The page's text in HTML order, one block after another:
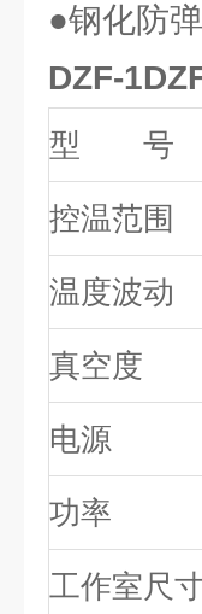
●钢化防
DZF-
型 号
控温范围
温度波动
真空度
电源
功率
工作室尺